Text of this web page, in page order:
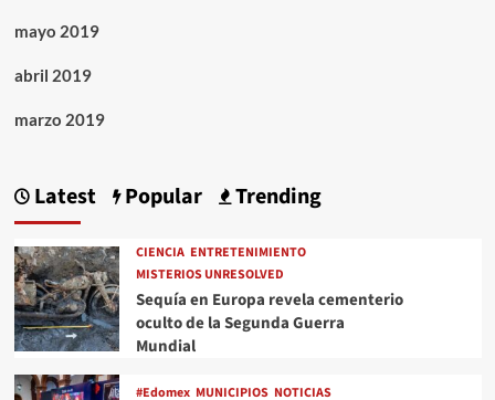
mayo 2019
abril 2019
marzo 2019
Latest Popular Trending
CIENCIA ENTRETENIMIENTO
MISTERIOS UNRESOLVED
Sequía en Europa revela cementerio
oculto de la Segunda Guerra
Mundial
#Edomex MUNICIPIOS NOTICIAS